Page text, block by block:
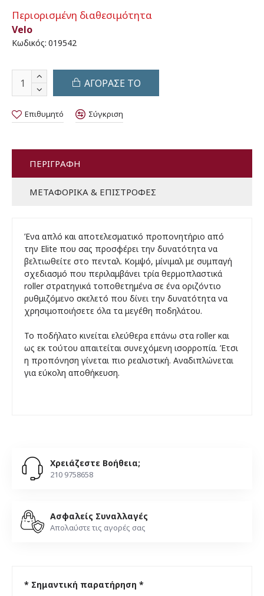
Περιορισμένη διαθεσιμότητα
Velo
Κωδικός: 019542
ΑΓΟΡΑΣΕ ΤΟ
Επιθυμητό Σύγκριση
ΠΕΡΙΓΡΑΦΉ
ΜΕΤΑΦΟΡΙΚΆ & ΕΠΙΣΤΡΟΦΈΣ
Ένα απλό και αποτελεσματικό προπονητήριο από
την Elite που σας προσφέρει την δυνατότητα να
βελτιωθείτε στο πενταλ. Κομψό, μίνιμαλ με συμπαγή
σχεδιασμό που περιλαμβάνει τρία θερμοπλαστικά
roller στρατηγικά τοποθετημένα σε ένα οριζόντιο
ρυθμιζόμενο σκελετό που δίνει την δυνατότητα να
χρησιμοποιήσετε όλα τα μεγέθη ποδηλάτου.
Το ποδήλατο κινείται ελεύθερα επάνω στα roller και
ως εκ τούτου απαιτείται συνεχόμενη ισορροπία. Έτσι
η προπόνηση γίνεται πιο ρεαλιστική. Αναδιπλώνεται
για εύκολη αποθήκευση.
Χρειάζεστε Βοήθεια;
210 9758658
Ασφαλείς Συναλλαγές
Απολαύστε τις αγορές σας
* Σημαντική παρατήρηση *